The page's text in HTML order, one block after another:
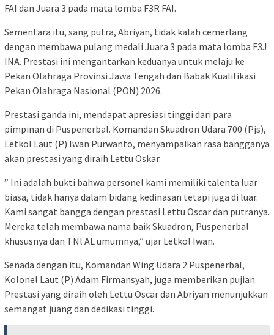
FAI dan Juara 3 pada mata lomba F3R FAI.
Sementara itu, sang putra, Abriyan, tidak kalah cemerlang
dengan membawa pulang medali Juara 3 pada mata lomba F3J
INA. Prestasi ini mengantarkan keduanya untuk melaju ke
Pekan Olahraga Provinsi Jawa Tengah dan Babak Kualifikasi
Pekan Olahraga Nasional (PON) 2026.
Prestasi ganda ini, mendapat apresiasi tinggi dari para
pimpinan di Puspenerbal. Komandan Skuadron Udara 700 (Pjs),
Letkol Laut (P) Iwan Purwanto, menyampaikan rasa bangganya
akan prestasi yang diraih Lettu Oskar.
” Ini adalah bukti bahwa personel kami memiliki talenta luar
biasa, tidak hanya dalam bidang kedinasan tetapi juga di luar.
Kami sangat bangga dengan prestasi Lettu Oscar dan putranya.
Mereka telah membawa nama baik Skuadron, Puspenerbal
khususnya dan TNl AL umumnya,” ujar Letkol Iwan.
Senada dengan itu, Komandan Wing Udara 2 Puspenerbal,
Kolonel Laut (P) Adam Firmansyah, juga memberikan pujian.
Prestasi yang diraih oleh Lettu Oscar dan Abriyan menunjukkan
semangat juang dan dedikasi tinggi.